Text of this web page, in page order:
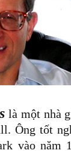
là một nhà
Ông tốt
vào năm